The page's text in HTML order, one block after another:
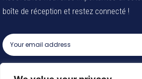
boîte de réception et restez connecté !